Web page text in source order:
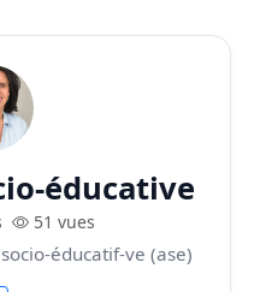
éducative
51 vues
éducatif-ve (ase)